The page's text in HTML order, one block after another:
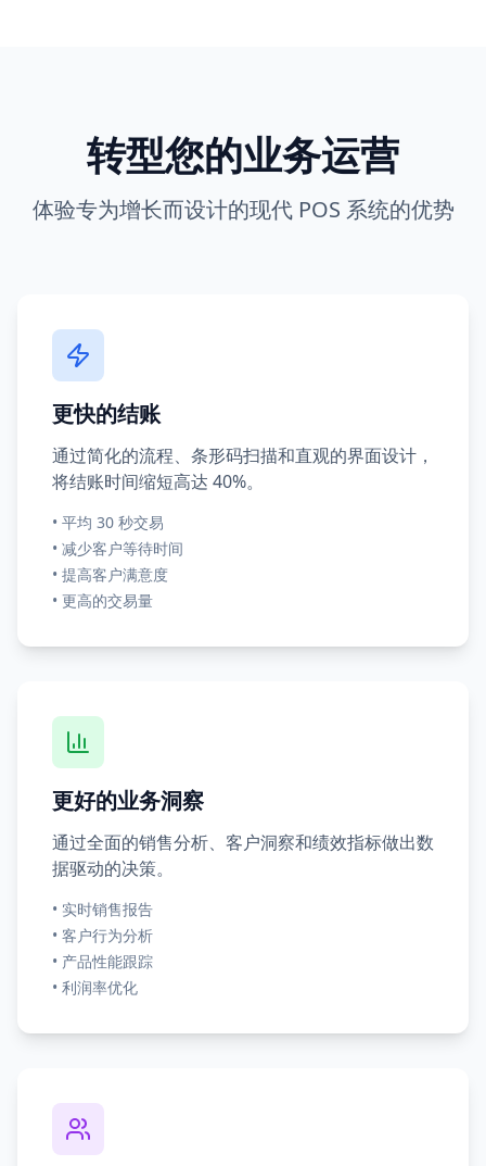
转型您的业务运营
体验专为增长而设计的现代 POS 系统的优势
更快的结账
通过简化的流程、条形码扫描和直观的界面设计，
将结账时间缩短高达 40%。
• 平均 30 秒交易
• 减少客户等待时间
• 提高客户满意度
• 更高的交易量
更好的业务洞察
通过全面的销售分析、客户洞察和绩效指标做出数
据驱动的决策。
• 实时销售报告
• 客户行为分析
• 产品性能跟踪
• 利润率优化